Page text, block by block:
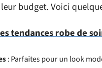
budget. Voici
tendances robe de
: Parfaites pour un look